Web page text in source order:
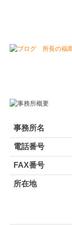
電話番号
所在地
営業時間
最寄駅